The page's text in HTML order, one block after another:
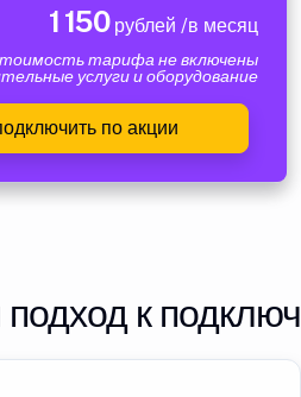
1 150рублей /в месяц
тарифа не включены
услуги и оборудование
по акции
к